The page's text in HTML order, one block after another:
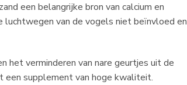
een belangrijke bron van calcium en
luchtwegen van de vogels niet beïnvloed en
het verminderen van nare geurtjes uit de
een supplement van hoge kwaliteit.